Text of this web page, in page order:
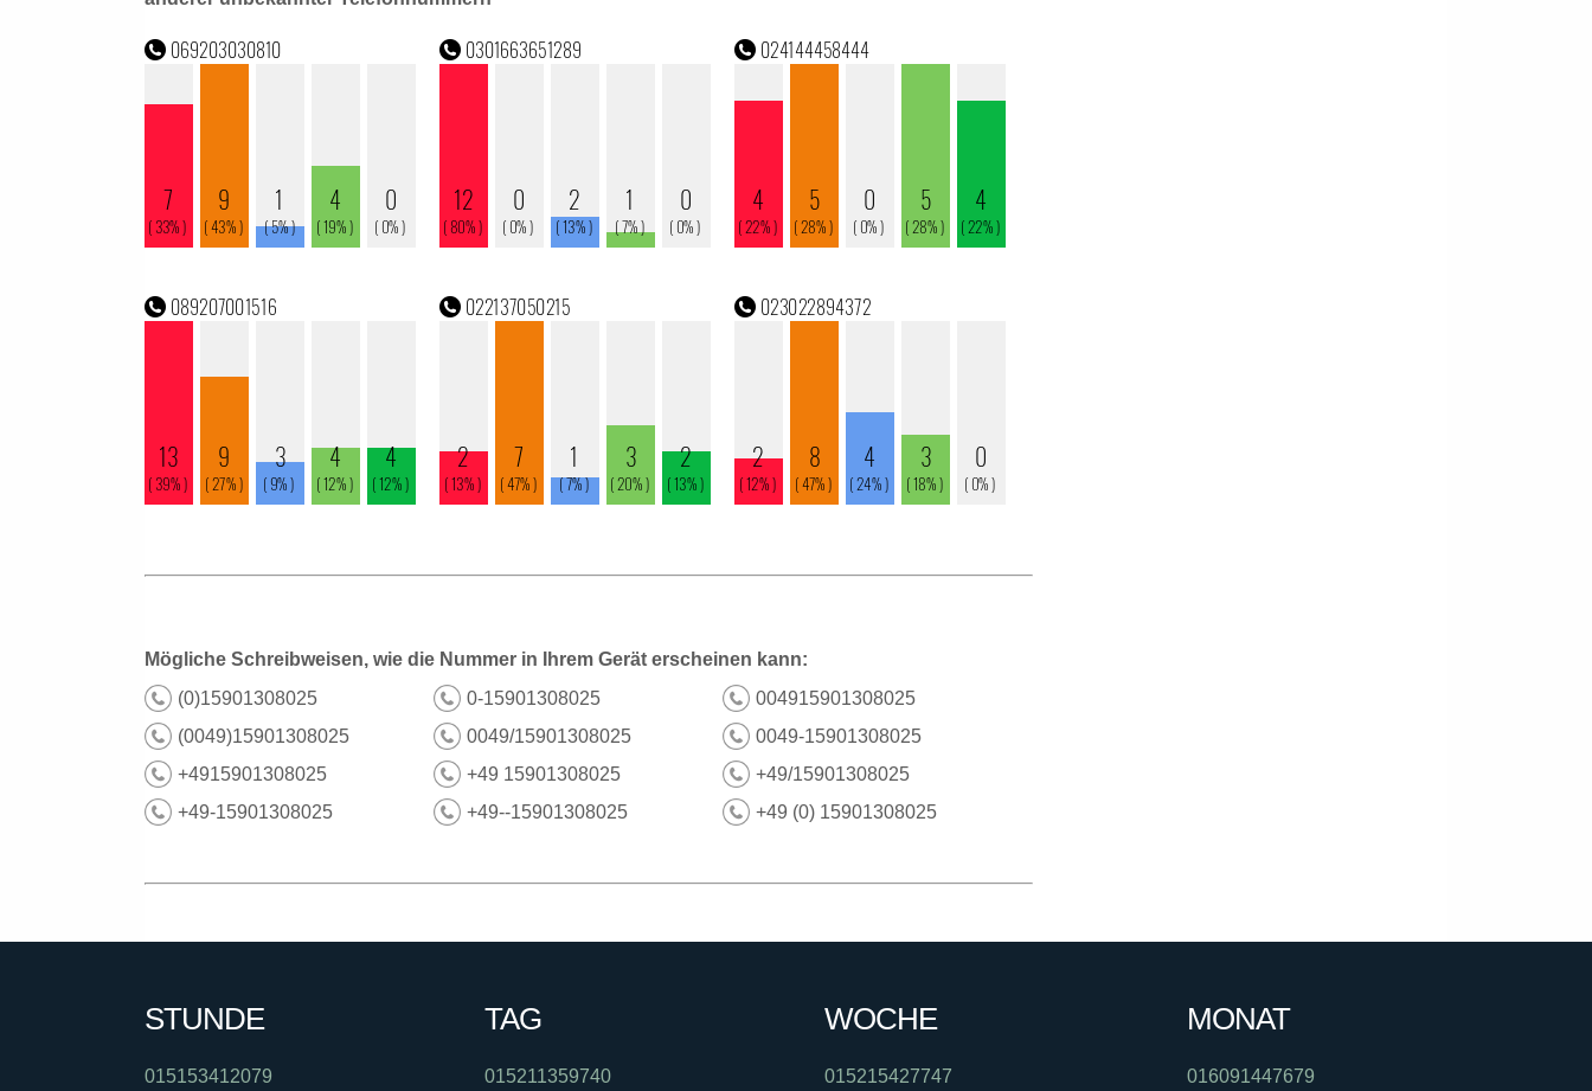
Mögliche Schreibweisen, wie die Nummer in Ihrem Gerät erscheinen kann:
(0)15901308025
0-15901308025
004915901308025
(0049)15901308025
0049/15901308025
0049-15901308025
+4915901308025
+49 15901308025
+49/15901308025
+49-15901308025
+49--15901308025 +49 (0) 15901308025
STUNDE
015153412079
TAG
015211359740
WOCHE
015215427747
MONAT
016091447679